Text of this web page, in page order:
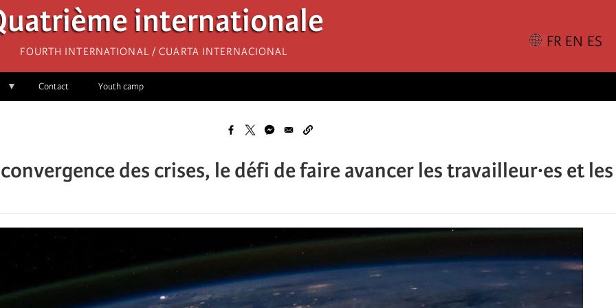
internationale
Fourth International / Cuarta Internacional
Contact Youth camp
convergence des crises, le défi de faire avancer les travailleur·es et les